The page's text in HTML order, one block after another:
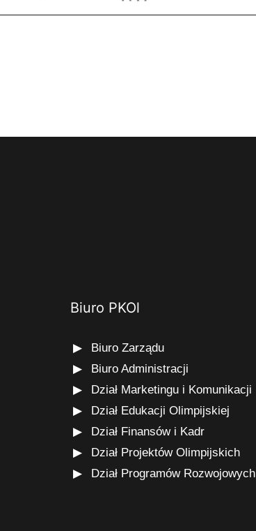
Biuro PKOl
Biuro Zarządu
Biuro Administracji
Dział Marketingu i Komunikacji
Dział Edukacji Olimpijskiej
Dział Finansów i Kadr
Dział Projektów Olimpijskich
Dział Programów Rozwojowych